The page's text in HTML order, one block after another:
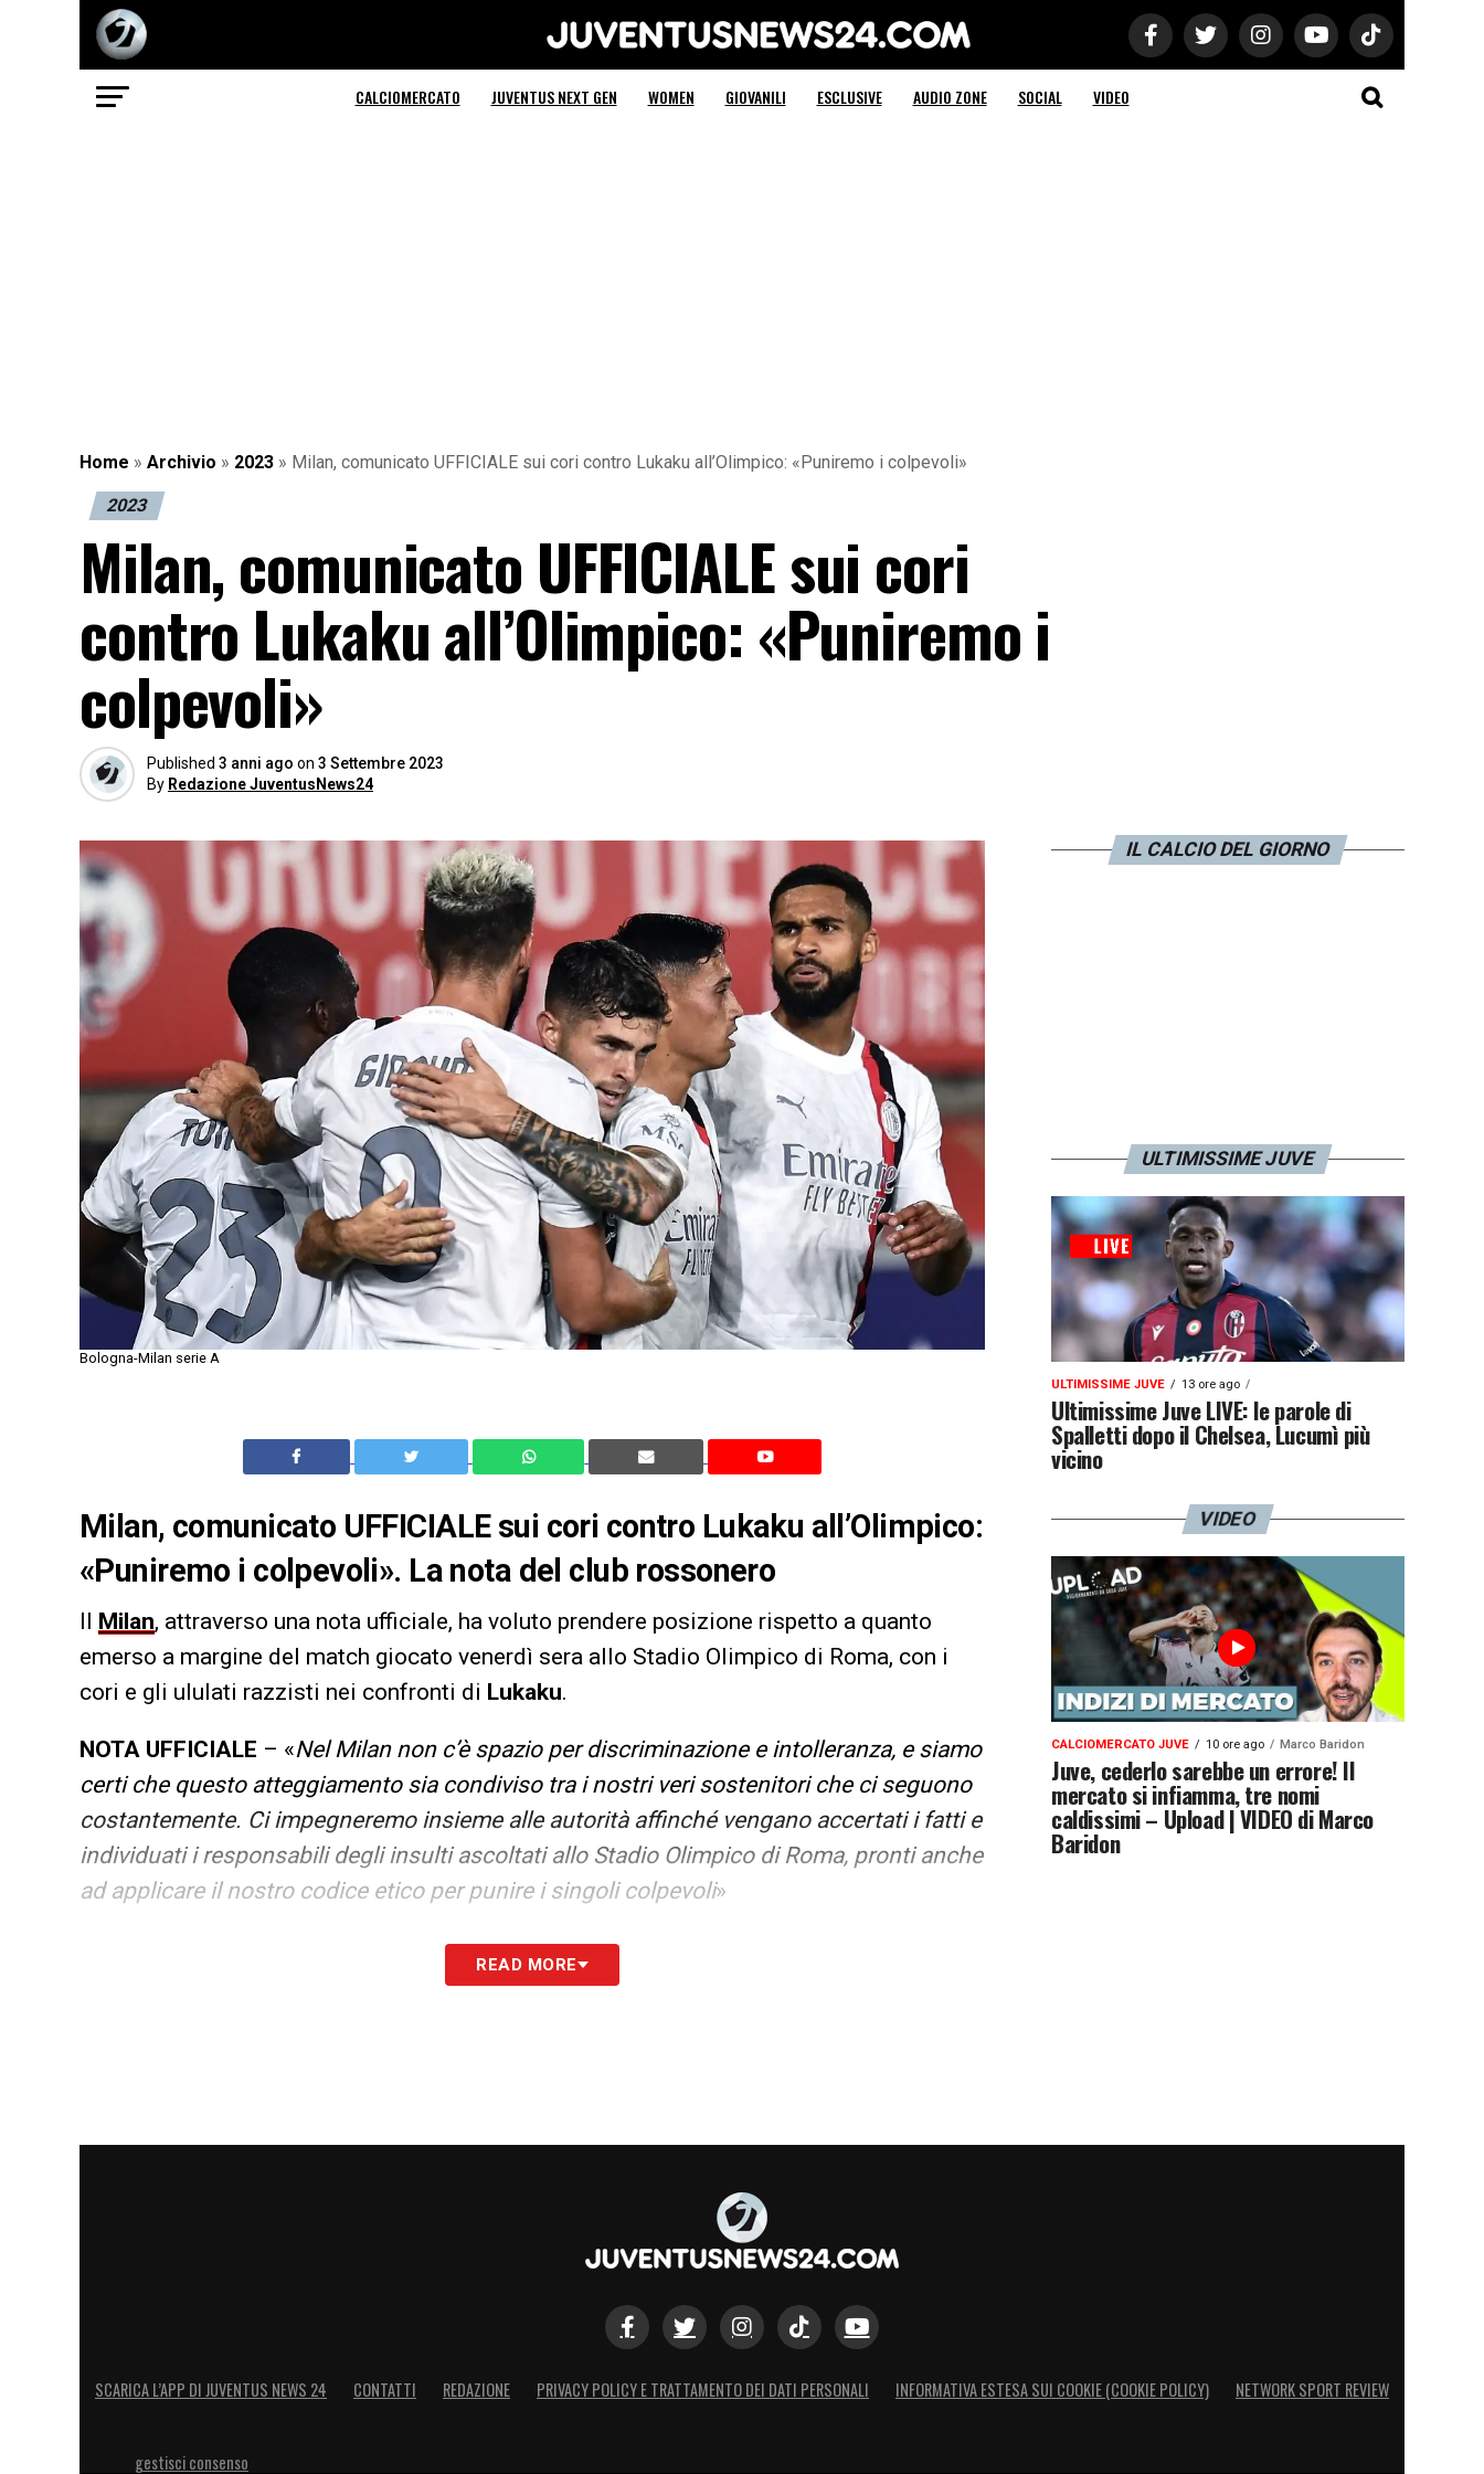
Juventus News 24
CALCIOMERCATO JUVENTUS NEXT GEN WOMEN GIOVANILI ESCLUSIVE AUDIO ZONE SOCIAL VIDEO
Home » Archivio » 2023 » Milan, comunicato UFFICIALE sui cori contro Lukaku all’Olimpico: «Puniremo i colpevoli»
2023
Milan, comunicato UFFICIALE sui cori
contro Lukaku all’Olimpico: «Puniremo i
colpevoli»
Published 3 anni ago on 3 Settembre 2023
By Redazione JuventusNews24
Bologna-Milan serie A
Milan, comunicato UFFICIALE sui cori contro Lukaku all’Olimpico:
«Puniremo i colpevoli». La nota del club rossonero
Il Milan, attraverso una nota ufficiale, ha voluto prendere posizione rispetto a quanto
emerso a margine del match giocato venerdì sera allo Stadio Olimpico di Roma, con i
cori e gli ululati razzisti nei confronti di Lukaku.
NOTA UFFICIALE – «Nel Milan non c’è spazio per discriminazione e intolleranza, e siamo
certi che questo atteggiamento sia condiviso tra i nostri veri sostenitori che ci seguono
costantemente. Ci impegneremo insieme alle autorità affinché vengano accertati i fatti e
individuati i responsabili degli insulti ascoltati allo Stadio Olimpico di Roma, pronti anche
ad applicare il nostro codice etico per punire i singoli colpevoli»
LA PLAYLIST DELLE NOSTRE TOP NEWSREAD MORE
IL CALCIO DEL GIORNO
ULTIMISSIME JUVE
ULTIMISSIME JUVE 13 ore ago
Ultimissime Juve LIVE: le parole di
Spalletti dopo il Chelsea, Lucumì più
vicino
VIDEO
CALCIOMERCATO JUVE 10 ore ago Marco Baridon
Juve, cederlo sarebbe un errore! Il
mercato si infiamma, tre nomi
caldissimi – Upload | VIDEO di Marco
Baridon
SCARICA L’APP DI JUVENTUS NEWS 24 CONTATTI REDAZIONE PRIVACY POLICY E TRATTAMENTO DEI DATI PERSONALI INFORMATIVA ESTESA SUI COOKIE (COOKIE POLICY) NETWORK SPORT REVIEW
gestisci consenso